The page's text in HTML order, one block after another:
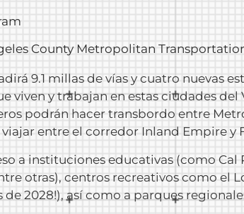
County Metropolitan
9.1 millas de vías y cuatro nuevas
viven y trabajan en estas ciudades
podrán hacer transbordo entre
entre el corredor Inland Empire y
a instituciones educativas (como
otras), centros recreativos como el
2028!), así como a parques